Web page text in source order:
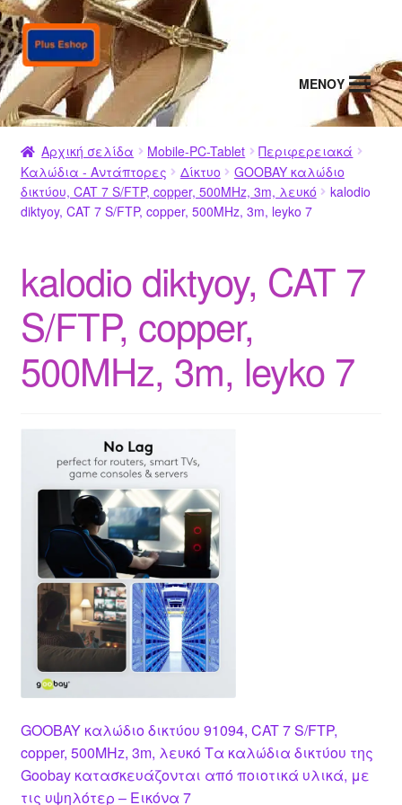
Απευθείας
μετάβαση
στην
πλοήγηση
Μετάβαση
σε
περιεχόμενο
MENΟΥ
Αρχική σελίδα Mobile-PC-Tablet
Περιφερειακά
Καλώδια - Αντάπτορες
Δίκτυο
GOOBAY καλώδιο
δικτύου, CAT 7 S/FTP, copper, 500MHz, 3m, λευκό
kalodio
diktyoy, CAT 7 S/FTP, copper, 500MHz, 3m, leyko 7
kalodio diktyoy, CAT 7
S/FTP, copper,
500MHz, 3m, leyko 7
GOOBAY καλώδιο δικτύου 91094, CAT 7 S/FTP,
copper, 500MHz, 3m, λευκό Τα καλώδια δικτύου της
Goobay κατασκευάζονται από ποιοτικά υλικά, με
τις υψηλότερ – Εικόνα 7